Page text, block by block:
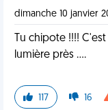
dimanche 10 janvier
Tu chipote !!!!
lumière près ....
117 16